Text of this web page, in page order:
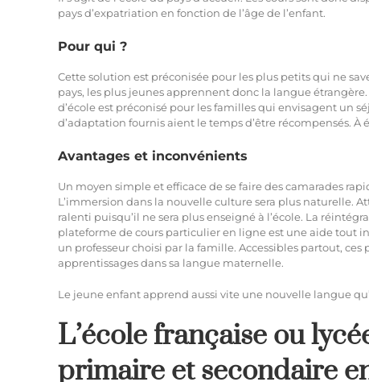
pays d’expatriation en fonction de l’âge de l’enfant.
Pour qui ?
Cette solution est préconisée pour les plus petits qui ne
pays, les plus jeunes apprennent donc la langue
d’école est préconisé pour les familles qui envisagent un
d’adaptation fournis aient le temps d’être récompensés.
Avantages et inconvénients
Un moyen simple et efficace de se faire des camarades
L’immersion dans la nouvelle culture sera plus naturelle.
ralenti puisqu’il ne sera plus enseigné à l’école. La
plateforme de cours particulier en ligne est une aide tout
un professeur choisi par la famille. Accessibles partout,
apprentissages dans sa langue maternelle.
Le jeune enfant apprend aussi vite une nouvelle langue
L’école française ou
primaire et secondaire